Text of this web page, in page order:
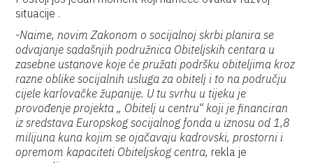
situacije .
-Naime, novim Zakonom o socijalnoj skrbi planira se
odvajanje sadašnjih podružnica Obiteljskih centara u
zasebne ustanove koje će pružati podršku obiteljima kroz
razne oblike socijalnih usluga za obitelj i to na području
cijele karlovačke županije. U tu svrhu u tijeku je
provođenje projekta „ Obitelj u centru“ koji je financiran
iz sredstava Europskog socijalnog fonda u iznosu od 1,8
milijuna kuna kojim se ojačavaju kadrovski, prostorni i
opremom kapaciteti Obiteljskog centra, rekla je